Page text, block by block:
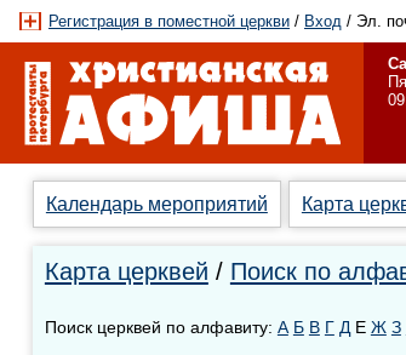
Регистрация в поместной церкви / Вход / Эл.
Календарь мероприятий Карта
Карта церквей / Поиск по
Поиск церквей по алфавиту: А Б В Г ДЕ Ж З